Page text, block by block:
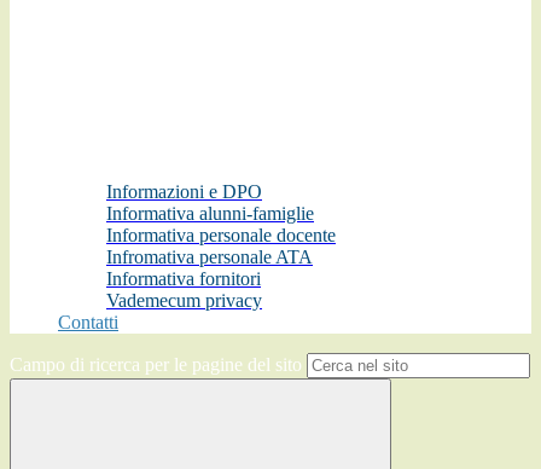
Informazioni e DPO
Informativa alunni-famiglie
Informativa personale docente
Infromativa personale ATA
Informativa fornitori
Vademecum privacy
Contatti
Campo di ricerca per le pagine del sito